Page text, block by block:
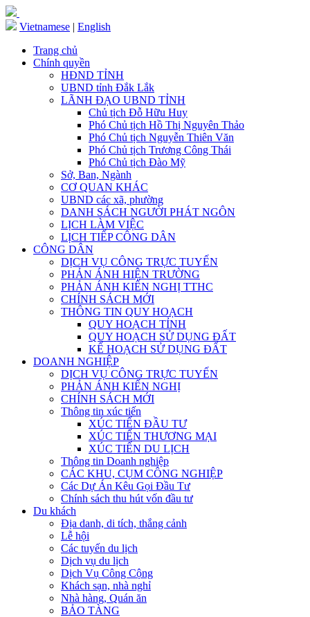
Vietnamese | English
Trang chủ
Chính quyền
HĐND TỈNH
UBND tỉnh Đắk Lắk
LÃNH ĐẠO UBND TỈNH
Chủ tịch Đỗ Hữu Huy
Phó Chủ tịch Hồ Thị Nguyên Thảo
Phó Chủ tịch Nguyễn Thiên Văn
Phó Chủ tịch Trương Công Thái
Phó Chủ tịch Đào Mỹ
Sở, Ban, Ngành
CƠ QUAN KHÁC
UBND các xã, phường
DANH SÁCH NGƯỜI PHÁT NGÔN
LỊCH LÀM VIỆC
LỊCH TIẾP CÔNG DÂN
CÔNG DÂN
DỊCH VỤ CÔNG TRỰC TUYẾN
PHẢN ÁNH HIỆN TRƯỜNG
PHẢN ÁNH KIẾN NGHỊ TTHC
CHÍNH SÁCH MỚI
THÔNG TIN QUY HOẠCH
QUY HOẠCH TỈNH
QUY HOẠCH SỬ DỤNG ĐẤT
KẾ HOẠCH SỬ DỤNG ĐẤT
DOANH NGHIỆP
DỊCH VỤ CÔNG TRỰC TUYẾN
PHẢN ÁNH KIẾN NGHỊ
CHÍNH SÁCH MỚI
Thông tin xúc tiến
XÚC TIẾN ĐẦU TƯ
XÚC TIẾN THƯƠNG MẠI
XÚC TIẾN DU LỊCH
Thông tin Doanh nghiệp
CÁC KHU, CỤM CÔNG NGHIỆP
Các Dự Án Kêu Gọi Đầu Tư
Chính sách thu hút vốn đầu tư
Du khách
Địa danh, di tích, thắng cảnh
Lễ hội
Các tuyến du lịch
Dịch vụ du lịch
Dịch Vụ Công Cộng
Khách sạn, nhà nghỉ
Nhà hàng, Quán ăn
BẢO TÀNG